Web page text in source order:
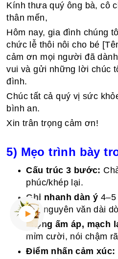
Kính thưa quý ông bà, cô
thân mến,
Hôm nay, gia đình chúng
chức lễ thôi nôi cho bé
cảm ơn mọi người đã
vui và gửi những lời chúc
đình.
Chúc tất cả quý vị sức
bình an.
Xin trân trọng cảm ơn!
5) Mẹo trình bày
Cấu trúc 3 bước:
phúc/khép lại.
Ghi nhanh dàn ý 4–5
đọc nguyên văn dài
Giọng ấm áp, mạch
mỉm cười, nói chậm
Điểm nhấn cảm xúc: